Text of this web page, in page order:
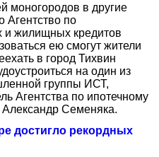
моногородов в другие
Агентство по
и жилищных кредитов
ею смогут жители
в город Тихвин
на один из
группы ИСТ,
Агентства по ипотечному
Семеняка.
достигло рекордных